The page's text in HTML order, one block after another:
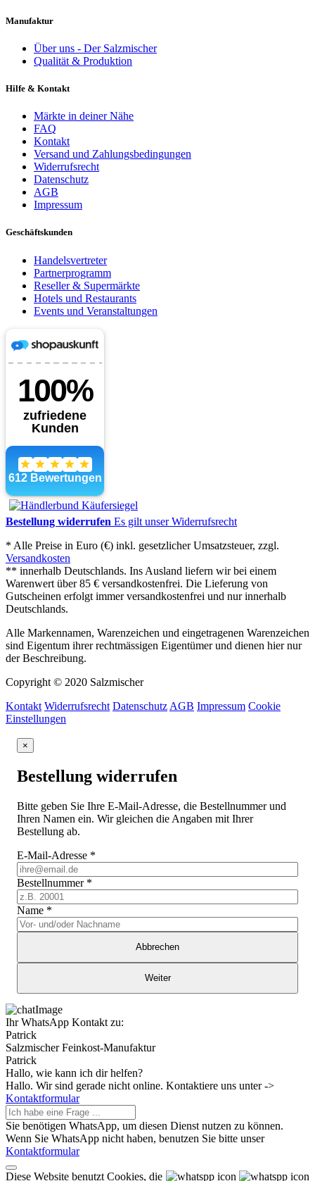
Manufaktur
Über uns - Der Salzmischer
Qualität & Produktion
Hilfe & Kontakt
Märkte in deiner Nähe
FAQ
Kontakt
Versand und Zahlungsbedingungen
Widerrufsrecht
Datenschutz
AGB
Impressum
Geschäftskunden
Handelsvertreter
Partnerprogramm
Reseller & Supermärkte
Hotels und Restaurants
Events und Veranstaltungen
Bestellung widerrufen Es gilt unser Widerrufsrecht
* Alle Preise in Euro (€) inkl. gesetzlicher Umsatzsteuer, zzgl.
Versandkosten
** innerhalb Deutschlands. Ins Ausland liefern wir bei einem
Warenwert über 85 € versandkostenfrei. Die Lieferung von
Gutscheinen erfolgt immer versandkostenfrei und nur innerhalb
Deutschlands.
Alle Markennamen, Warenzeichen und eingetragenen Warenzeichen
sind Eigentum ihrer rechtmässigen Eigentümer und dienen hier nur
der Beschreibung.
Copyright © 2020 Salzmischer
Kontakt Widerrufsrecht Datenschutz AGB Impressum Cookie
Einstellungen
×
Bestellung widerrufen
Bitte geben Sie Ihre E-Mail-Adresse, die Bestellnummer und
Ihren Namen ein. Wir gleichen die Angaben mit Ihrer
Bestellung ab.
E-Mail-Adresse *
Bestellnummer *
Name *
Abbrechen
Weiter
Ihr WhatsApp Kontakt zu:
Patrick
Salzmischer Feinkost-Manufaktur
Patrick
Hallo, wie kann ich dir helfen?
Hallo. Wir sind gerade nicht online. Kontaktiere uns unter ->
Kontaktformular
Sie benötigen WhatsApp, um diesen Dienst nutzen zu können.
Wenn Sie WhatsApp nicht haben, benutzen Sie bitte unser
Kontaktformular
Diese Website benutzt Cookies, die